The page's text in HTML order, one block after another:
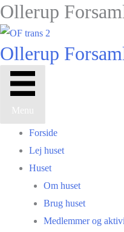
Gå
til
Ollerup
Ollerup
Menu
Forside
Lej huset
Huset
Om huset
Brug huset
Medlemmer og